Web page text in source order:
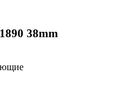
38mm